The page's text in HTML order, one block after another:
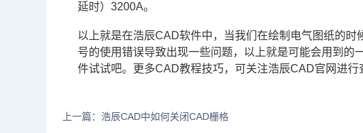
延时）3200A。
以上就是在浩辰CAD软件中，当我们在绘制电气图纸的
号的使用错误导致出现一些问题，以上就是可能会用到
件试试吧。更多CAD教程技巧，可关注浩辰CAD官网进行
上一篇：浩辰CAD中如何关闭CAD栅格